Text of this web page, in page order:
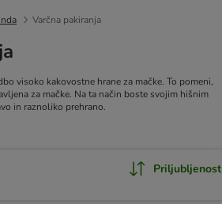
Varčna pakiranja
visoko kakovostne hrane za mačke. To pomeni,
za mačke. Na ta način boste svojim hišnim
in raznoliko prehrano.
Priljubljenost